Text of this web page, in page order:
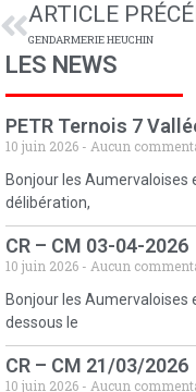
GENDARMERIE HEUCHIN
LES NEWS
PETR Ternois 7
10 juin 2026
Aucun
Bonjour les
délibération,
CR – CM 03-04-2026
10 juin 2026
Aucun
Bonjour les Aumervaloises
dessous le
CR – CM 21/03/2026
10 juin 2026
Aucun